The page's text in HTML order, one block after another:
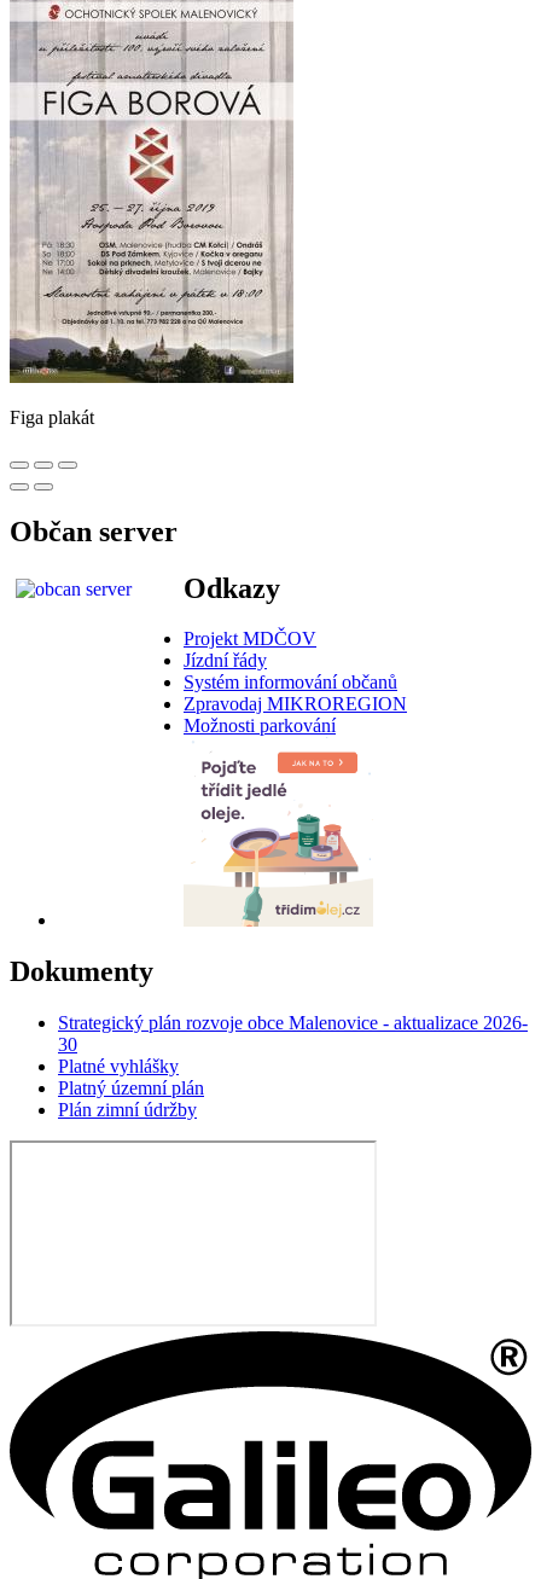
Figa plakát
Občan server
Odkazy
Projekt MDČOV
Jízdní řády
Systém informování občanů
Zpravodaj MIKROREGION
Možnosti parkování
Dokumenty
Strategický plán rozvoje obce Malenovice - aktualizace 2026-
30
Platné vyhlášky
Platný územní plán
Plán zimní údržby